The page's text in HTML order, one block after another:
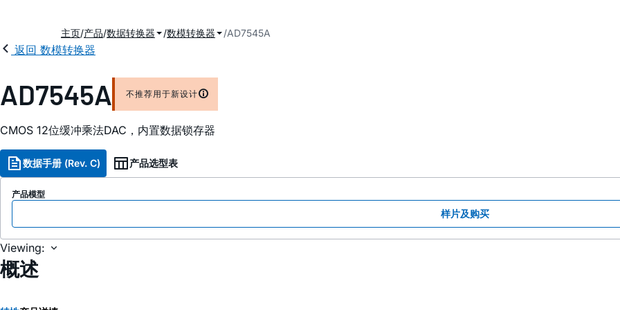
主页 产品 数据转换器 数模转换器 AD7545A
返回 数模转换器
AD7545A 不推荐用于新设计
CMOS 12位缓冲乘法DAC，内置数据锁存器
数据手册 (Rev. C) 产品选型表
产品模型
样片及购买
Viewing:
概述